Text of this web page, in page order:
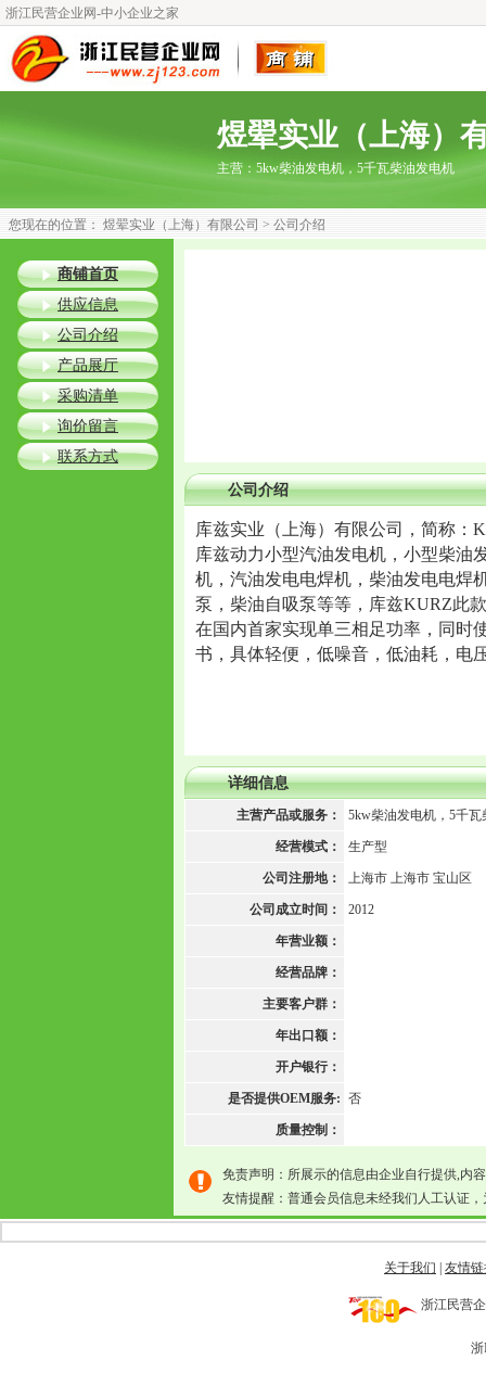
浙江民营企业网-中小企业之家
煜翚实业（上海）
主营： 5kw柴油发电机，5千瓦柴油发电机
您现在的位置： 煜翚实业（上海）有限公司 > 公司介绍
公司介绍
库兹实业（上海）有限公司，简称：
库兹动力小型汽油发电机，小型柴油
机，汽油发电电焊机，柴油发电电焊
泵，柴油自吸泵等等，库兹KURZ此
在国内首家实现单三相足功率，同时
书，具体轻便，低噪音，低油耗，电
详细信息
主营产品或服务： 5kw柴油发电机，5千瓦
经营模式： 生产型
公司注册地： 上海市 上海市 宝山区
公司成立时间： 2012
年营业额：
经营品牌：
主要客户群：
年出口额：
开户银行：
是否提供OEM服务: 否
质量控制：
免责声明：所展示的信息由企业自行提供,内
友情提醒：普通会员信息未经我们人工认证
商铺首页
供应信息
公司介绍
产品展厅
采购清单
询价留言
联系方式
关于我们 友情
浙江民营
浙